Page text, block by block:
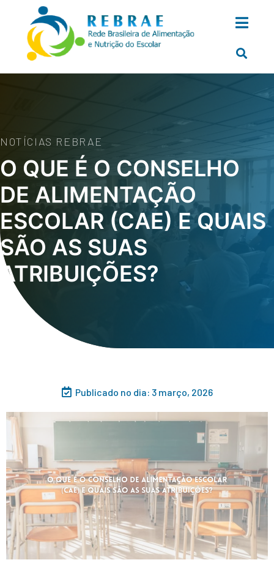
NOTÍCIAS REBRAE
O QUE É O CONSELHO
DE ALIMENTAÇÃO
ESCOLAR (CAE) E QUAIS
SÃO AS SUAS
ATRIBUIÇÕES?
Publicado no dia: 3 março, 2026